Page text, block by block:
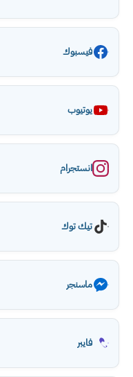
فيسبوك
يوتيوب
انستجرام
تيك توك
ماسنجر
فايبر